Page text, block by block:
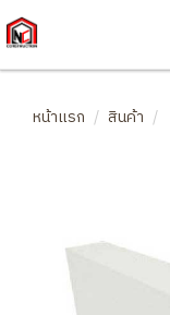
หน้าแรก สินค้า